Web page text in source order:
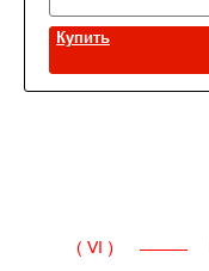
Купить
( VI )